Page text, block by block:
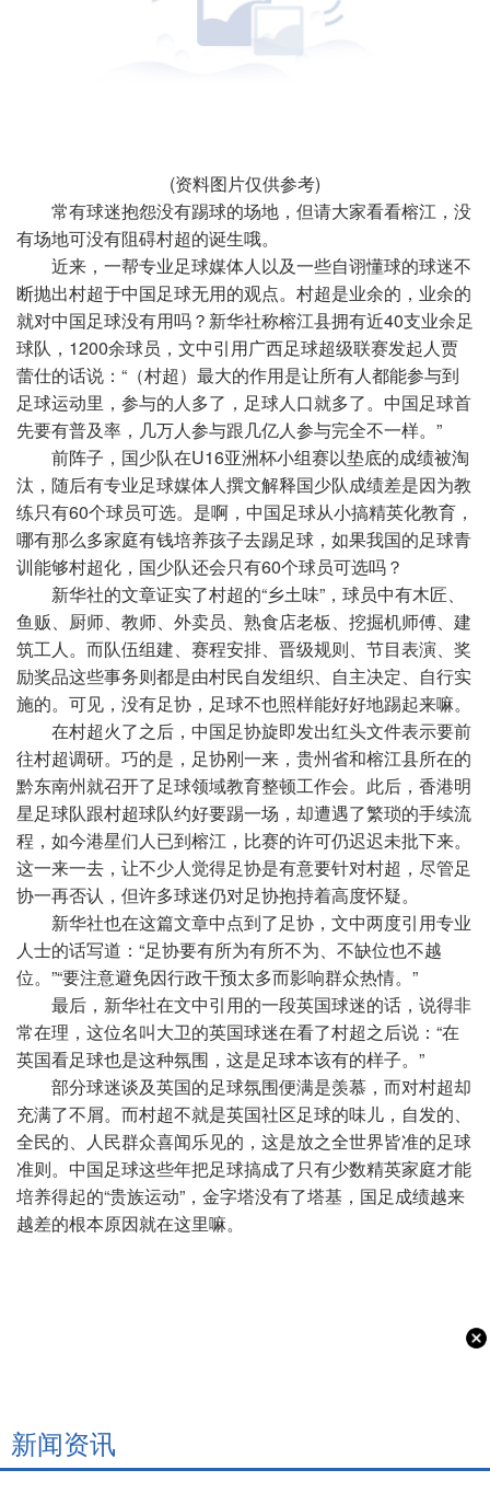
(资料图片仅供参考)
常有球迷抱怨没有踢球的场地，但请大家看看榕江，没
有场地可没有阻碍村超的诞生哦。
近来，一帮专业足球媒体人以及一些自诩懂球的球迷不
断抛出村超于中国足球无用的观点。村超是业余的，业余的
就对中国足球没有用吗？新华社称榕江县拥有近40支业余足
球队，1200余球员，文中引用广西足球超级联赛发起人贾
蕾仕的话说：“（村超）最大的作用是让所有人都能参与到
足球运动里，参与的人多了，足球人口就多了。中国足球首
先要有普及率，几万人参与跟几亿人参与完全不一样。”
前阵子，国少队在U16亚洲杯小组赛以垫底的成绩被淘
汰，随后有专业足球媒体人撰文解释国少队成绩差是因为教
练只有60个球员可选。是啊，中国足球从小搞精英化教育，
哪有那么多家庭有钱培养孩子去踢足球，如果我国的足球青
训能够村超化，国少队还会只有60个球员可选吗？
新华社的文章证实了村超的“乡土味”，球员中有木匠、
鱼贩、厨师、教师、外卖员、熟食店老板、挖掘机师傅、建
筑工人。而队伍组建、赛程安排、晋级规则、节目表演、奖
励奖品这些事务则都是由村民自发组织、自主决定、自行实
施的。可见，没有足协，足球不也照样能好好地踢起来嘛。
在村超火了之后，中国足协旋即发出红头文件表示要前
往村超调研。巧的是，足协刚一来，贵州省和榕江县所在的
黔东南州就召开了足球领域教育整顿工作会。此后，香港明
星足球队跟村超球队约好要踢一场，却遭遇了繁琐的手续流
程，如今港星们人已到榕江，比赛的许可仍迟迟未批下来。
这一来一去，让不少人觉得足协是有意要针对村超，尽管足
协一再否认，但许多球迷仍对足协抱持着高度怀疑。
新华社也在这篇文章中点到了足协，文中两度引用专业
人士的话写道：“足协要有所为有所不为、不缺位也不越
位。”“要注意避免因行政干预太多而影响群众热情。”
最后，新华社在文中引用的一段英国球迷的话，说得非
常在理，这位名叫大卫的英国球迷在看了村超之后说：“在
英国看足球也是这种氛围，这是足球本该有的样子。”
部分球迷谈及英国的足球氛围便满是羡慕，而对村超却
充满了不屑。而村超不就是英国社区足球的味儿，自发的、
全民的、人民群众喜闻乐见的，这是放之全世界皆准的足球
准则。中国足球这些年把足球搞成了只有少数精英家庭才能
培养得起的“贵族运动”，金字塔没有了塔基，国足成绩越来
越差的根本原因就在这里嘛。
新闻资讯